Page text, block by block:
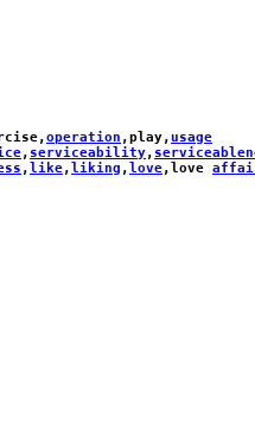
,operation ,play,usage
, serviceability,
, like, liking , love, love